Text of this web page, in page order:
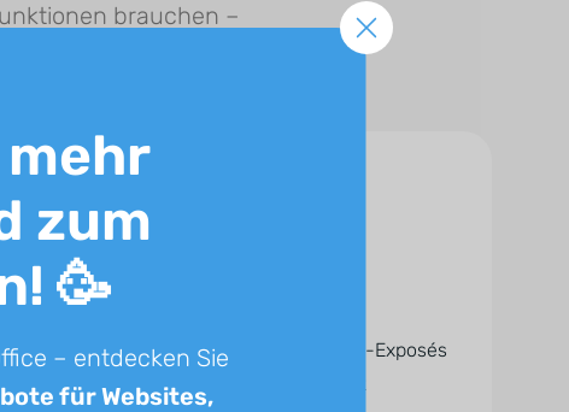
brauchen –
PDFdesigner
Per Baukasten professionelle PDF-Exposés
gestalten, die auf den ersten Blick
zum
🥳
– entdecken Sie
für Websites,